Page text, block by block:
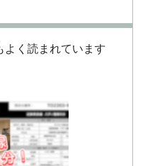
よく読まれています